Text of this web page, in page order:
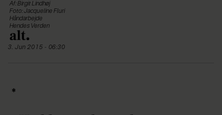
Af: Birgit Lindhøj
Foto: Jacqueline Fluri
Håndarbejde
Hendes Verden
3. Jun 2015 - 06:30
*